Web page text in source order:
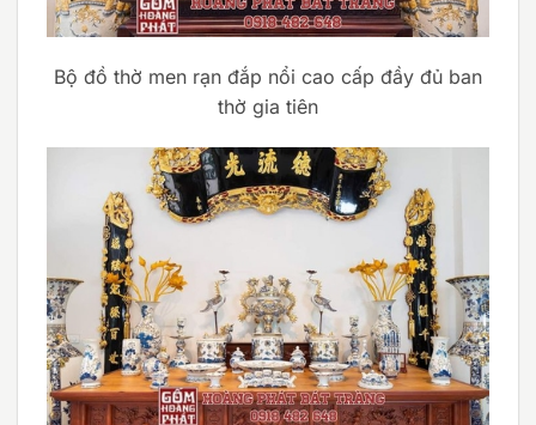
Bộ đồ thờ men rạn đắp nổi cao cấp đầy đủ ban
thờ gia tiên